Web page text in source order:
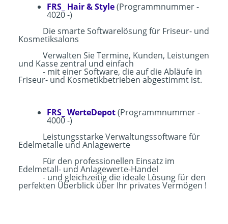
FRS_ Hair & Style(Programmnummer -
4020 -)
Die smarte Softwarelösung für Friseur- und
Kosmetiksalons
Verwalten Sie Termine, Kunden, Leistungen
und Kasse zentral und einfach
- mit einer Software, die auf die Abläufe in
Friseur- und Kosmetikbetrieben abgestimmt ist.
FRS_ WerteDepot(Programmnummer -
4000 -)
Leistungsstarke Verwaltungssoftware für
Edelmetalle und Anlagewerte
Für den professionellen Einsatz im
Edelmetall- und Anlagewerte-Handel
- und gleichzeitig die ideale Lösung für den
perfekten Überblick über Ihr privates Vermögen !